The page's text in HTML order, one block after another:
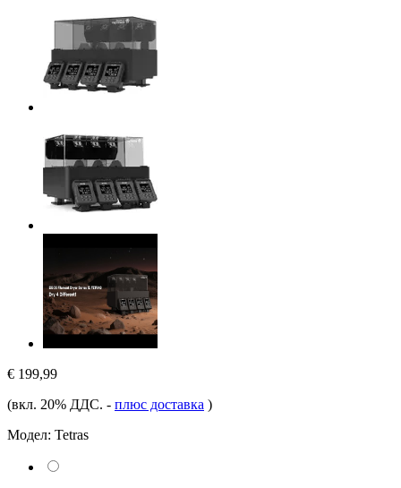
€ 199,99
(вкл. 20% ДДС. - плюс доставка )
Модел: Tetras